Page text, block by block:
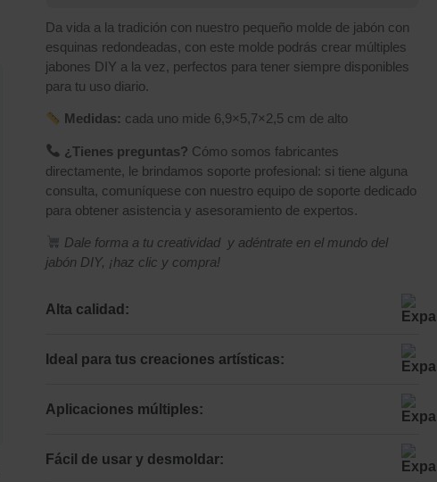
Da vida a la tradición con nuestro pequeño molde de jabón con
esquinas redondeadas, con este molde podrás crear múltiples
jabones DIY a la vez, perfectos para tener siempre disponibles
para tu uso diario.
​ Medidas: cada uno mide 6,9×5,7×2,5 cm de alto
¿Tienes preguntas? Cómo somos fabricantes
directamente, le brindamos soporte profesional: si tiene alguna
consulta, comuníquese con nuestro equipo de soporte dedicado
para obtener asistencia y asesoramiento de expertos.
Dale forma a tu creatividad y adéntrate en el mundo del
jabón DIY, ¡haz clic y compra!
Alta calidad:
Ideal para tus creaciones artísticas:
Aplicaciones múltiples:
Fácil de usar y desmoldar: